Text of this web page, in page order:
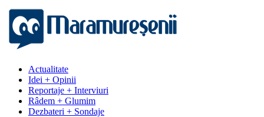
Actualitate
Idei + Opinii
Reportaje + Interviuri
Râdem + Glumim
Dezbateri + Sondaje